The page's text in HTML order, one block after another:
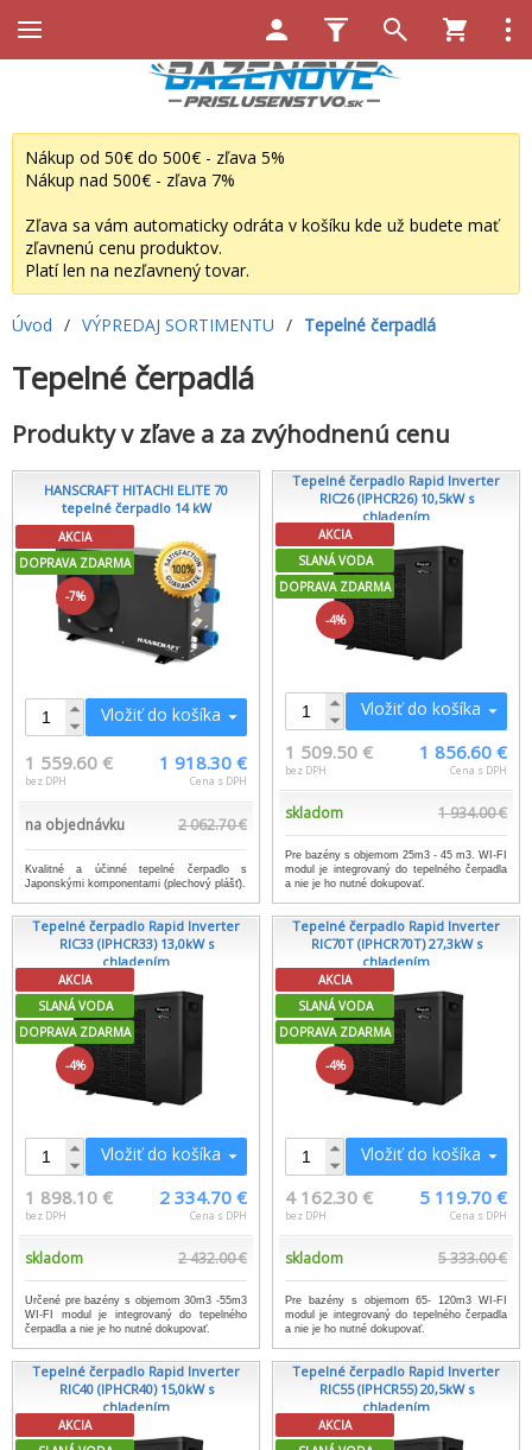
Nákup od 50€ do 500€ - zľava 5%
Nákup nad 500€ - zľava 7%
Zľava sa vám automaticky odráta v košíku kde už budete mať
zľavnenú cenu produktov.
Platí len na nezľavnený tovar.
Úvod / VÝPREDAJ SORTIMENTU / Tepelné čerpadlá
Tepelné čerpadlá
Produkty v zľave a za zvýhodnenú cenu
HANSCRAFT HITACHI ELITE 70
tepelné čerpadlo 14 kW
AKCIA
DOPRAVA ZDARMA
-7%
Vložiť do košíka
1 559.60 €
bez DPH
1 918.30 €
Cena s DPH
na objednávku 2 062.70 €
Kvalitné a účinné tepelné čerpadlo s
Japonskými komponentami (plechový plášť).
Tepelné čerpadlo Rapid Inverter
RIC26 (IPHCR26) 10,5kW s
chladením
AKCIA
SLANÁ VODA
DOPRAVA ZDARMA
-4%
Vložiť do košíka
1 509.50 €
bez DPH
1 856.60 €
Cena s DPH
skladom 1 934.00 €
Pre bazény s objemom 25m3 - 45 m3. WI-FI
modul je integrovaný do tepelného čerpadla
a nie je ho nutné dokupovať.
Tepelné čerpadlo Rapid Inverter
RIC33 (IPHCR33) 13,0kW s
chladením
AKCIA
SLANÁ VODA
DOPRAVA ZDARMA
-4%
Vložiť do košíka
1 898.10 €
bez DPH
2 334.70 €
Cena s DPH
skladom 2 432.00 €
Určené pre bazény s objemom 30m3 -55m3
WI-FI modul je integrovaný do tepelného
čerpadla a nie je ho nutné dokupovať.
Tepelné čerpadlo Rapid Inverter
RIC70T (IPHCR70T) 27,3kW s
chladením
AKCIA
SLANÁ VODA
DOPRAVA ZDARMA
-4%
Vložiť do košíka
4 162.30 €
bez DPH
5 119.70 €
Cena s DPH
skladom 5 333.00 €
Pre bazény s objemom 65- 120m3 WI-FI
modul je integrovaný do tepelného čerpadla
a nie je ho nutné dokupovať.
Tepelné čerpadlo Rapid Inverter
RIC40 (IPHCR40) 15,0kW s
chladením
AKCIA
Tepelné čerpadlo Rapid Inverter
RIC55 (IPHCR55) 20,5kW s
chladením
AKCIA